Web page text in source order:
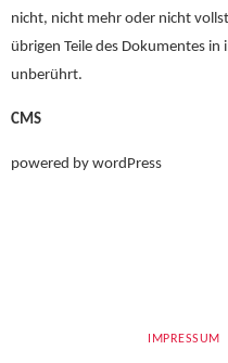
nicht, nicht mehr oder nicht
übrigen Teile des Dokumentes
unberührt.
CMS
powered by wordPress
IMPRESSUM